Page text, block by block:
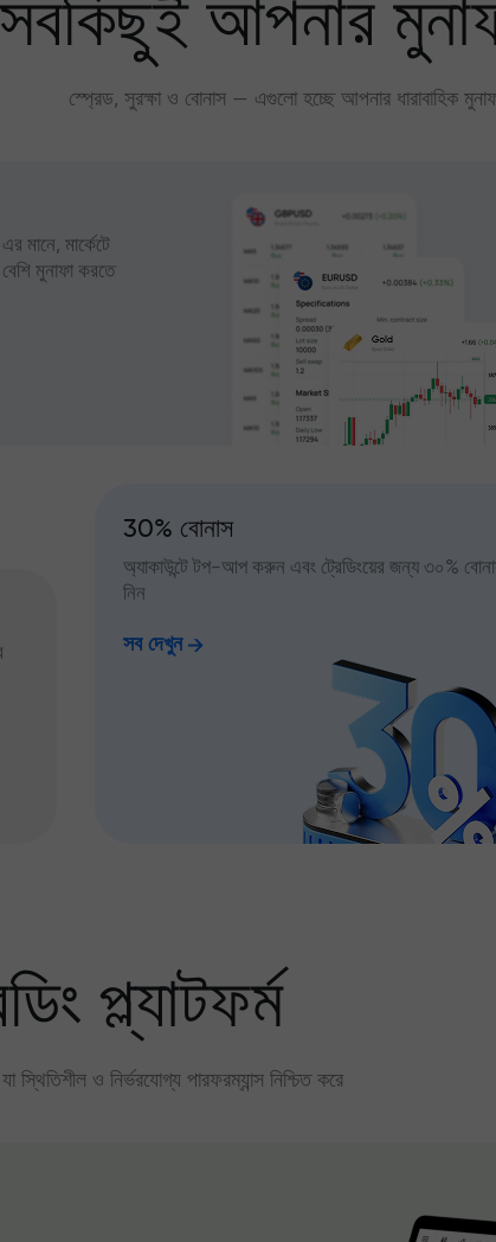
আপনার
স্প্রেড, সুরক্ষা ও বোনাস — এগুলো হচ্ছে আপনার ধারাবাহিক
মানে, মার্কেটে
মুনাফা করতে
30% বোনাস
অ্যাকাউন্টে টপ-আপ করুন এবং ট্রেডিংয়ের জন্য ৩০%
নিন
সব দেখুন
প্ল্যাটফর্ম
স্থিতিশীল ও নির্ভরযোগ্য পারফরম্যান্স নিশ্চিত করে